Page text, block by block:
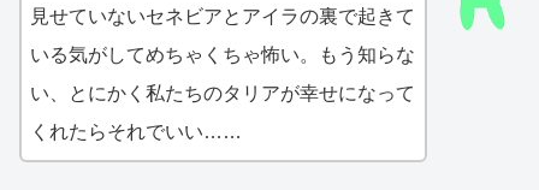
見せていないセネビアとアイラの裏で起きて
いる気がしてめちゃくちゃ怖い。もう知らな
い、とにかく私たちのタリアが幸せになって
くれたらそれでいい……